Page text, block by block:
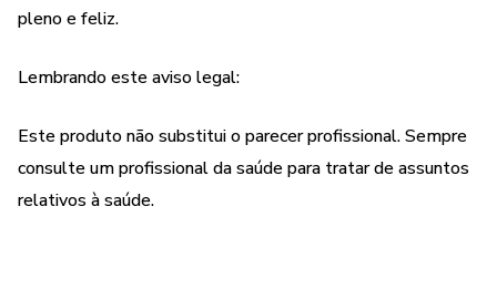
• Cancelamento de sentimentos, crenças e traumas
• Instalação de sentimentos e crenças
• Digging: escavação para encontrar a crença originária
• Manifestação da alma gêmea
pleno e feliz.
Lembrando este aviso legal:
Este produto não substitui o parecer profissional. Sempre
consulte um profissional da saúde para tratar de assuntos
relativos à saúde.